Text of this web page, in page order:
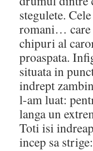
stegulete.
romani… care
chipuri al
proaspata.
situata in
indrept
l-am luat:
langa un
Toti isi
incep sa